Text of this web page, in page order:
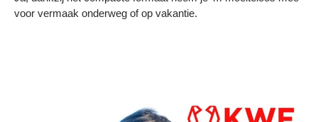
voor vermaak onderweg of op vakantie.